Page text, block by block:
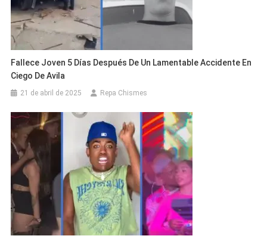
Fallece Joven 5 Días Después De Un Lamentable Accidente En
Ciego De Avila
21 de abril de 2025 Repa Chismes